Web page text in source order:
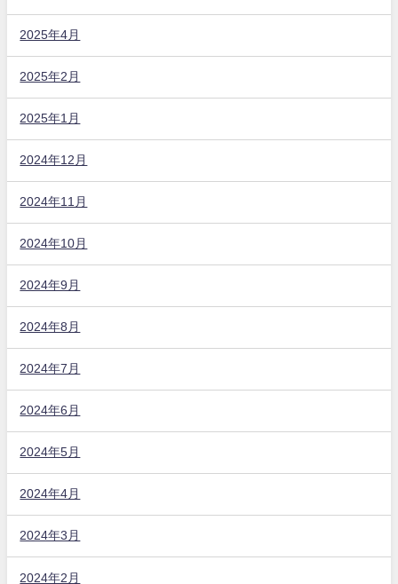
2025年4月
2025年2月
2025年1月
2024年12月
2024年11月
2024年10月
2024年9月
2024年8月
2024年7月
2024年6月
2024年5月
2024年4月
2024年3月
2024年2月